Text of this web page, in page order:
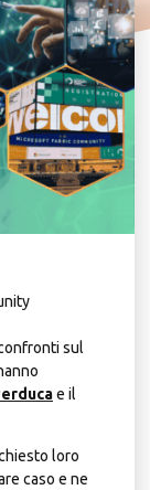
sul
e il
loro
caso e ne